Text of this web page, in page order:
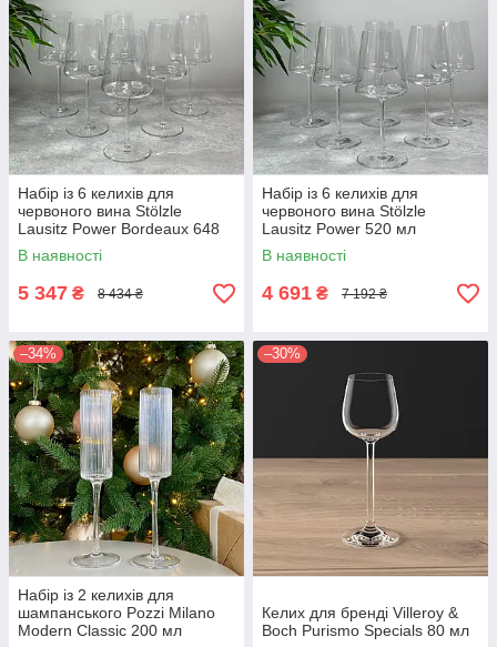
Набір із 6 келихів для
червоного вина Stölzle
Lausitz Power Bordeaux 648
мл
В наявності
5 347 ₴ 8 434 ₴
Набір із 6 келихів для
червоного вина Stölzle
Lausitz Power 520 мл
В наявності
4 691 ₴ 7 192 ₴
–34%
Набір із 2 келихів для
шампанського Pozzi Milano
Modern Classic 200 мл
–30%
Келих для бренді Villeroy &
Boch Purismo Specials 80 мл